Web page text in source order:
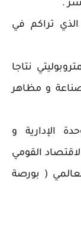
.
الذي تراكم في
نتاجا
و مظاهر
الإدارية و
القومي
( بورصة